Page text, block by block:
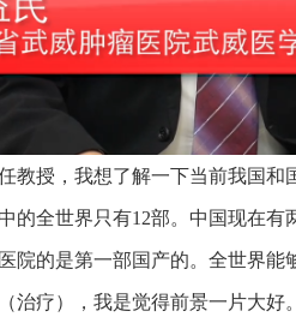
教授，我想了解一下当前我国和
的全世界只有12部。中国现在
院的是第一部国产的。全世界
治疗），我是觉得前景一片大